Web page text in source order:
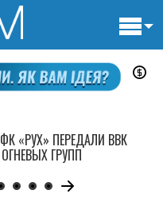
«РУХ» ПЕРЕДАЛИ ВВК
ГРУПП